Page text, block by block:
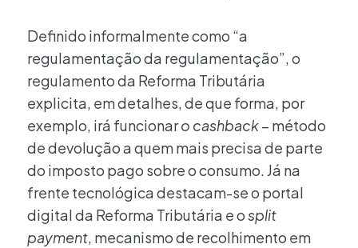
Definido informalmente como “a
regulamentação da regulamentação”, o
regulamento da Reforma Tributária
explicita, em detalhes, de que forma, por
exemplo, irá funcionaro cashback– método
de devolução a quem mais precisa de parte
do imposto pago sobre o consumo. Já na
frente tecnológica destacam-se o portal
digital da Reforma Tributária e osplit
payment, mecanismo de recolhimento em